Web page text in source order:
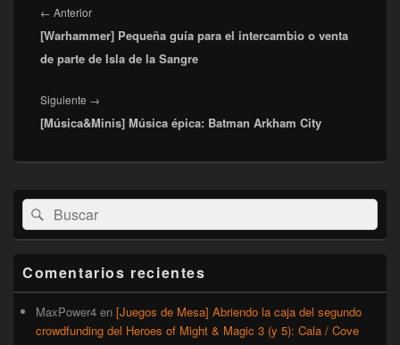
de
entradas
← AnteriorEntrada
anterior:
[Warhammer] Pequeña guía para el intercambio o venta
de parte de Isla de la Sangre
Siguiente →
siguiente:
[Música&Minis] Música épica: Batman Arkham City
El
área
de
lateral
primaria
Buscar
por:
Buscar
Comentarios recientes
MaxPower4 en [Juegos de Mesa] Abriendo la caja del segundo
crowdfunding del Heroes of Might & Magic 3 (y 5): Cala / Cove